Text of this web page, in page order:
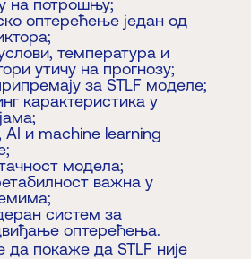
оптерећење један од
температура и
утичу на прогнозу;
за STLF моделе;
карактеристика у
AI и machine learning
модела;
важна у
систем за
оптерећења.
покаже да STLF није